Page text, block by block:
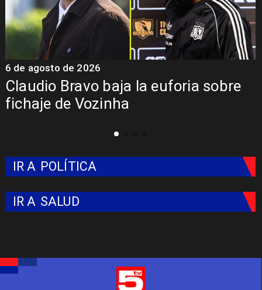
Claudio Bravo baja la euforia sobre
fichaje de Vozinha
6 de agosto de 2026
IR A POLÍTICA
IR A SALUD